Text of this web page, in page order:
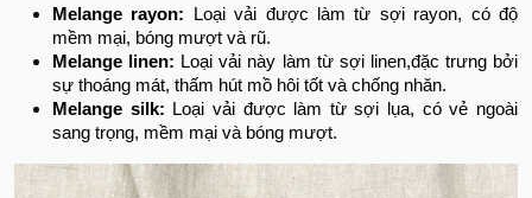
Melange rayon:
Loại vải được làm từ sợi rayon, có độ
mềm mại, bóng mượt và rũ.
Melange linen: Loại vải này làm từ sợi linen,đặc trưng bởi
sự thoáng mát, thấm hút mồ hôi tốt và chống nhăn.
Melange silk: Loại vải được làm từ sợi lụa, có vẻ ngoài
sang trọng, mềm mại và bóng mượt.